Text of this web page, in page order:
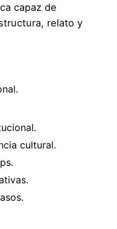
capaz de
relato y
cultural.